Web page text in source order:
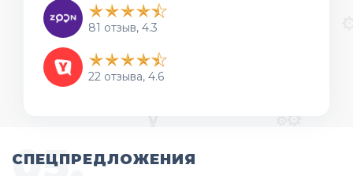
81 отзыв, 4.3
22 отзыва, 4.6
СПЕЦПРЕДЛОЖЕНИЯ